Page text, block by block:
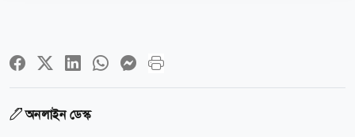
অনলাইন ডেস্ক